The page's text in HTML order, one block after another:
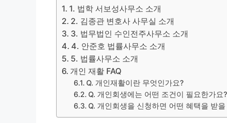
1. 법학 서보성사무소 소개
2. 김종관 변호사 사무실 소개
3. 법무법인 수인전주사무소 소개
4. 안준호 법률사무소 소개
5. 법률사무소 소개
개인 재활 FAQ
Q. 개인재활이란 무엇인가요?
Q. 개인회생에는 어떤 조건이 필요한가요?
Q. 개인회생을 신청하면 어떤 혜택을 받